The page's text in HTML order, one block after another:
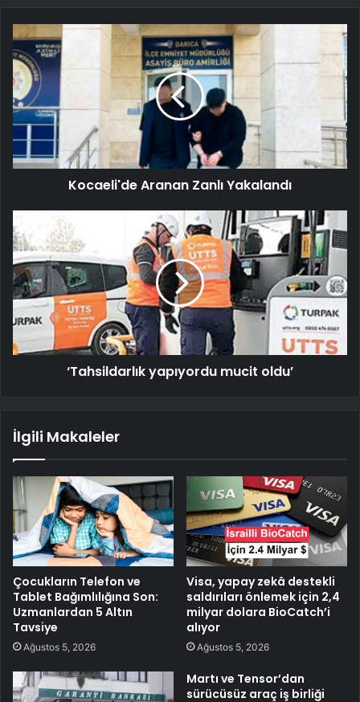
Kocaeli'de Aranan Zanlı Yakalandı
‘Tahsildarlık yapıyordu mucit oldu’
İlgili Makaleler
Çocukların Telefon ve
Tablet Bağımlılığına Son:
Uzmanlardan 5 Altın
Tavsiye
Ağustos 5, 2026
Visa, yapay zekâ destekli
saldırıları önlemek için 2,4
milyar dolara BioCatch’i
alıyor
Ağustos 5, 2026
Martı ve Tensor’dan
sürücüsüz araç iş birliği